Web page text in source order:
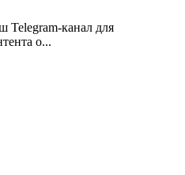
Telegram-канал для
о...